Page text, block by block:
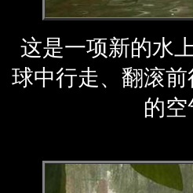
这是一项新的水
球中行走、翻滚
的